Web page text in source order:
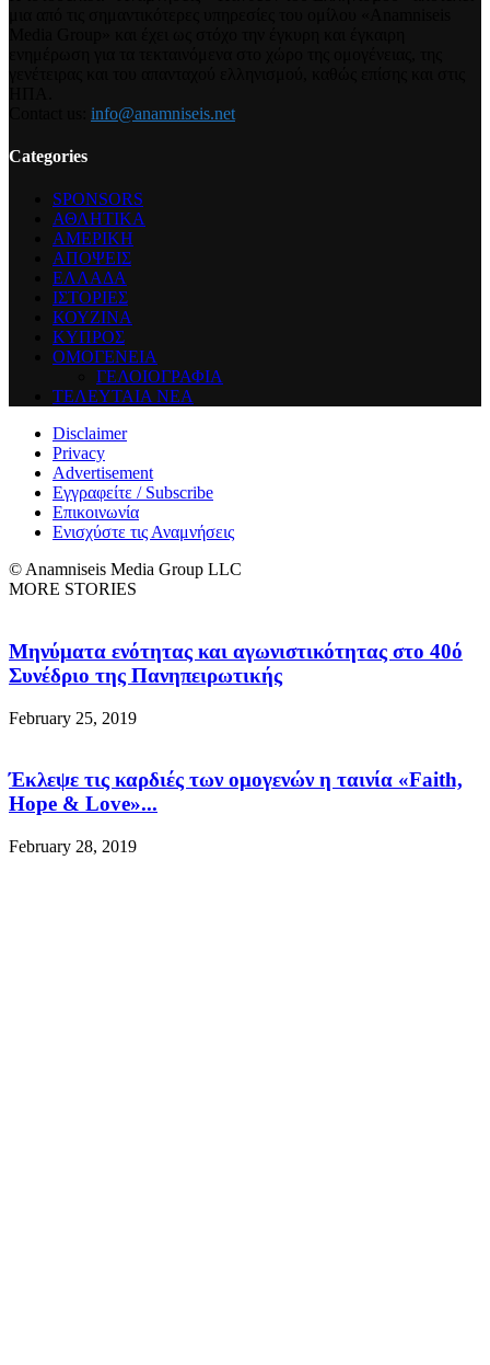
info@anamniseis.net
Categories
SPONSORS
ΑΘΛΗΤΙΚΑ
ΑΜΕΡΙΚΗ
ΑΠΟΨΕΙΣ
ΕΛΛΑΔΑ
ΙΣΤΟΡΙΕΣ
ΚΟΥΖΙΝΑ
ΚΥΠΡΟΣ
ΟΜΟΓΕΝΕΙΑ
ΓΕΛΟΙΟΓΡΑΦΙΑ
ΤΕΛΕΥΤΑΙΑ ΝΕΑ
Disclaimer
Privacy
Advertisement
Εγγραφείτε / Subscribe
Επικοινωνία
Ενισχύστε τις Αναμνήσεις
© Anamniseis Media Group LLC
MORE STORIES
Μηνύματα ενότητας και αγωνιστικότητας στο 40ό
Συνέδριο της Πανηπειρωτικής
February 25, 2019
Έκλεψε τις καρδιές των ομογενών η ταινία «Faith,
Hope & Love»...
February 28, 2019